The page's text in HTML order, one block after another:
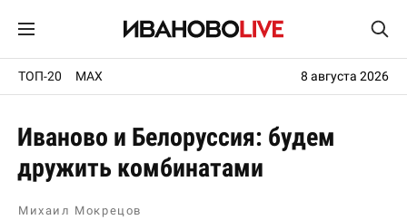
ТОП-20 MAX 8 августа 2026
Иваново и Белоруссия: будем
дружить комбинатами
Михаил Мокрецов